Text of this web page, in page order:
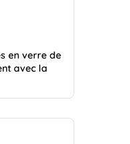
en verre de
avec la